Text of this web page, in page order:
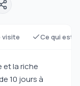
visite Ce qui est
et la riche
10 jours à